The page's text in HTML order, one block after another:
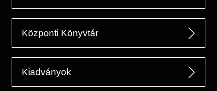
Központi Könyvtár
Kiadványok